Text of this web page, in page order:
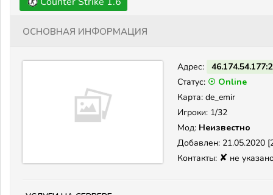
Основная информация
Адрес:
Статус: ☉ Online
Карта: de_emir
Игроки: 1/32
Мод: Неизвестно
Добавлен: 21.05.2020
Контакты: ✘ не